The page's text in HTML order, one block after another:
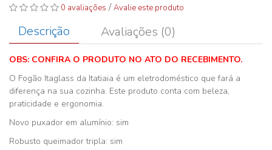
0 avaliações /Avalie este produto
Descrição Avaliações (0)
OBS: CONFIRA O PRODUTO NO ATO DO RECEBIMENTO.
O Fogão Itaglass da Itatiaia é um eletrodoméstico que fará a
diferença na sua cozinha. Este produto conta com beleza,
praticidade e ergonomia.
Novo puxador em alumínio: sim
Robusto queimador tripla: sim